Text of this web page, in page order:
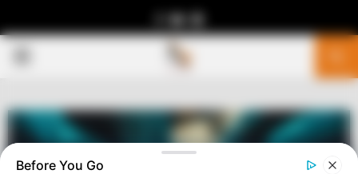
MENU
Before You Go